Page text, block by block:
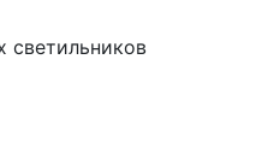
светильников